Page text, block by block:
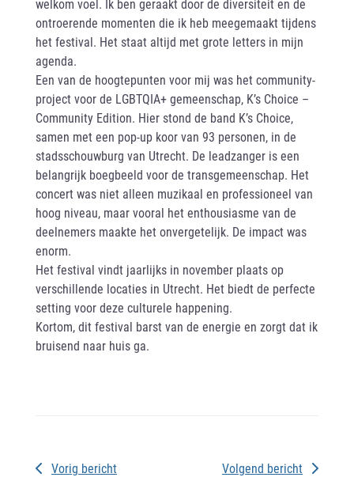
welkom voel. Ik ben geraakt door de diversiteit en de
ontroerende momenten die ik heb meegemaakt tijdens
het festival. Het staat altijd met grote letters in mijn
agenda.
Een van de hoogtepunten voor mij was het community-
project voor de LGBTQIA+ gemeenschap, K’s Choice –
Community Edition. Hier stond de band K’s Choice,
samen met een pop-up koor van 93 personen, in de
stadsschouwburg van Utrecht. De leadzanger is een
belangrijk boegbeeld voor de transgemeenschap. Het
concert was niet alleen muzikaal en professioneel van
hoog niveau, maar vooral het enthousiasme van de
deelnemers maakte het onvergetelijk. De impact was
enorm.
Het festival vindt jaarlijks in november plaats op
verschillende locaties in Utrecht. Het biedt de perfecte
setting voor deze culturele happening.
Kortom, dit festival barst van de energie en zorgt dat ik
bruisend naar huis ga.
Vorig bericht Volgend bericht